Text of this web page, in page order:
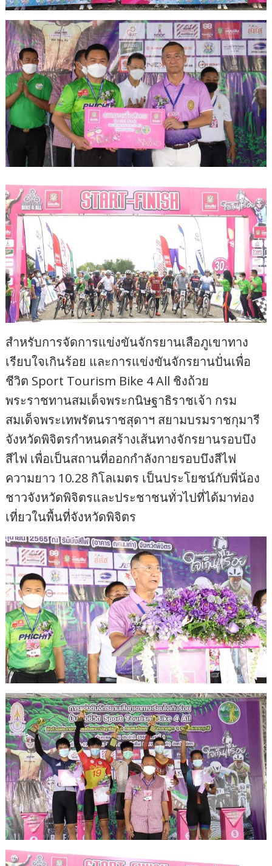
สำหรับการจัดการแข่งขันจักรยานเสือภูเขาทาง
เรียบใจเกินร้อย และการแข่งขันจักรยานปั่นเพื่อ
ชีวิต Sport Tourism Bike 4 All ชิงถ้วย
พระราชทานสมเด็จพระกนิษฐาธิราชเจ้า กรม
สมเด็จพระเทพรัตนราชสุดาฯ สยามบรมราชกุมารี
จังหวัดพิจิตรกำหนดสร้างเส้นทางจักรยานรอบบึง
สีไฟ เพื่อเป็นสถานที่ออกกำลังกายรอบบึงสีไฟ
ความยาว 10.28 กิโลเมตร เป็นประโยชน์กับพี่น้อง
ชาวจังหวัดพิจิตรและประชาชนทั่วไปที่ได้มาท่อง
เที่ยวในพื้นที่จังหวัดพิจิตร